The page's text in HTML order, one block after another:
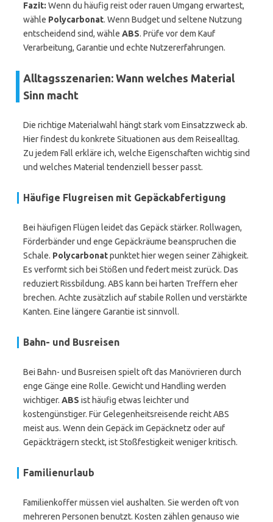
Fazit: Wenn du häufig reist oder rauen Umgang erwartest,
wähle Polycarbonat. Wenn Budget und seltene Nutzung
entscheidend sind, wähle ABS. Prüfe vor dem Kauf
Verarbeitung, Garantie und echte Nutzererfahrungen.
Alltagsszenarien: Wann welches Material
Sinn macht
Die richtige Materialwahl hängt stark vom Einsatzzweck ab.
Hier findest du konkrete Situationen aus dem Reisealltag.
Zu jedem Fall erkläre ich, welche Eigenschaften wichtig sind
und welches Material tendenziell besser passt.
Häufige Flugreisen mit Gepäckabfertigung
Bei häufigen Flügen leidet das Gepäck stärker. Rollwagen,
Förderbänder und enge Gepäckräume beanspruchen die
Schale. Polycarbonatpunktet hier wegen seiner Zähigkeit.
Es verformt sich bei Stößen und federt meist zurück. Das
reduziert Rissbildung. ABS kann bei harten Treffern eher
brechen. Achte zusätzlich auf stabile Rollen und verstärkte
Kanten. Eine längere Garantie ist sinnvoll.
Bahn- und Busreisen
Bei Bahn- und Busreisen spielt oft das Manövrieren durch
enge Gänge eine Rolle. Gewicht und Handling werden
wichtiger. ABS ist häufig etwas leichter und
kostengünstiger. Für Gelegenheitsreisende reicht ABS
meist aus. Wenn dein Gepäck im Gepäcknetz oder auf
Gepäckträgern steckt, ist Stoßfestigkeit weniger kritisch.
Familienurlaub
Familienkoffer müssen viel aushalten. Sie werden oft von
mehreren Personen benutzt. Kosten zählen genauso wie